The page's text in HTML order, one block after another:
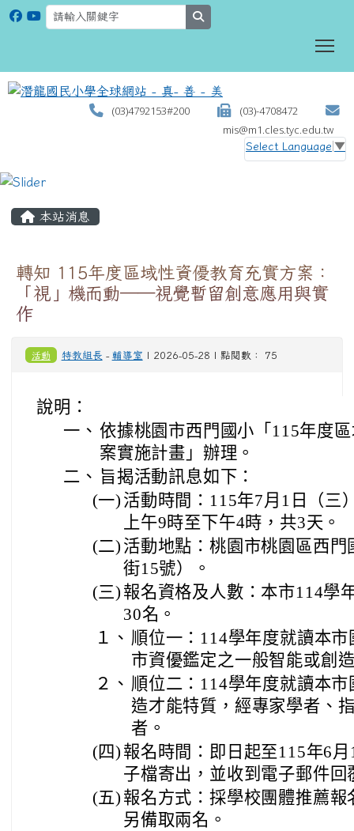
(03)4792153#200
(03)-4708472
mis@m1.cles.tyc.edu.tw
Select Language ▼
本站消息
轉知 115年度區域性資優教育充實方案：
「視」機而動──視覺暫留創意應用與實
作
活動 特教組長 - 輔導室 | 2026-05-28 | 點閱數： 75
說明：
一、 依據桃園市西門國小「115年度
案實施計畫」辦理。
二、 旨揭活動訊息如下：
(一) 活動時間：115年7月1日（三
上午9時至下午4時，共3天。
(二) 活動地點：桃園市桃園區西
街15號）。
(三) 報名資格及人數：本市114學
30名。
１、 順位一：114學年度就讀本
市資優鑑定之一般智能或創
２、 順位二：114學年度就讀本
造才能特質，經專家學者、
者。
(四) 報名時間：即日起至115年6
子檔寄出，並收到電子郵件
(五) 報名方式：採學校團體推薦
另備取兩名。